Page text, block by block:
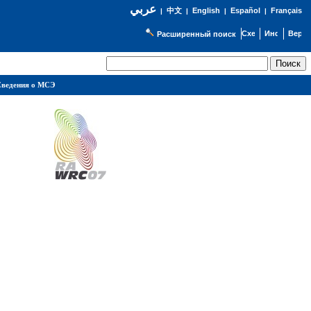
عربي| 中文| English | Español | Français
Расширенный поиск
о МСЭ